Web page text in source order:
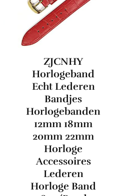
ZJCNHY
Horlogeband
Echt Lederen
Bandjes
Horlogebanden
12mm 18mm
20mm 22mm
Horloge
Accessoires
Lederen
Horloge Band